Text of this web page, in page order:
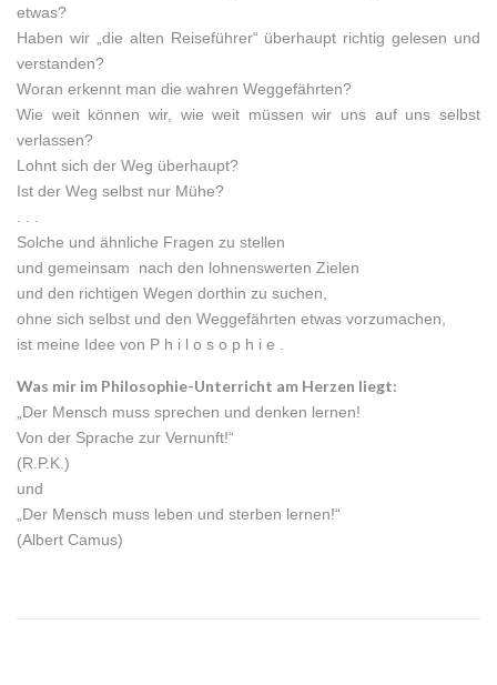
etwas?
Haben wir „die alten Reiseführer“ überhaupt richtig gelesen und
verstanden?
Woran erkennt man die wahren Weggefährten?
Wie weit können wir, wie weit müssen wir uns auf uns selbst
verlassen?
Lohnt sich der Weg überhaupt?
Ist der Weg selbst nur Mühe?
Solche und ähnliche Fragen zu stellen
und gemeinsam nach den lohnenswerten Zielen
und den richtigen Wegen dorthin zu suchen,
ohne sich selbst und den Weggefährten etwas vorzumachen,
ist meine Idee von P h i l o s o p h i e .
Was mir im Philosophie-Unterricht am Herzen liegt:
„Der Mensch muss sprechen und denken lernen!
Von der Sprache zur Vernunft!“
(R.P.K.)
und
„Der Mensch muss leben und sterben lernen!“
(Albert Camus)